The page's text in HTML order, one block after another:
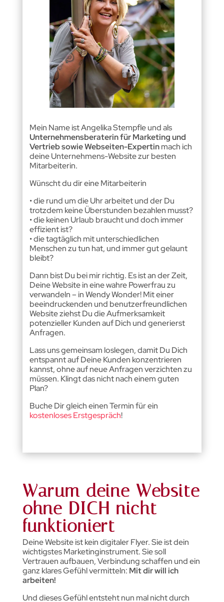
Mein Name ist Angelika Stempfle und als
Unternehmensberaterin für Marketing und
Vertrieb sowie Webseiten-Expertinmach ich
deine Unternehmens-Website zur besten
Mitarbeiterin.
Wünscht du dir eine Mitarbeiterin
• die rund um die Uhr arbeitet und der Du
trotzdem keine Überstunden bezahlen musst?
• die keinen Urlaub braucht und doch immer
effizient ist?
• die tagtäglich mit unterschiedlichen
Menschen zu tun hat, und immer gut gelaunt
bleibt?
Dann bist Du bei mir richtig. Es ist an der Zeit,
Deine Website in eine wahre Powerfrau zu
verwandeln – in Wendy Wonder! Mit einer
beeindruckenden und benutzerfreundlichen
Website ziehst Du die Aufmerksamkeit
potenzieller Kunden auf Dich und generierst
Anfragen.
Lass uns gemeinsam loslegen, damit Du Dich
entspannt auf Deine Kunden konzentrieren
kannst, ohne auf neue Anfragen verzichten zu
müssen. Klingt das nicht nach einem guten
Plan?
Buche Dir gleich einen Termin für ein
kostenloses Erstgespräch!
Warum deine Website
ohne DICH nicht
funktioniert
Deine Website ist kein digitaler Flyer. Sie ist dein
wichtigstes Marketinginstrument. Sie soll
Vertrauen aufbauen, Verbindung schaffen und ein
ganz klares Gefühl vermitteln: Mit dir will ich
arbeiten!
Und dieses Gefühl entsteht nun mal nicht durch